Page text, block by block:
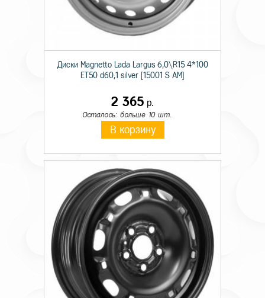
Диски Magnetto Lada Largus 6,0\R15 4*100
ET50 d60,1 silver [15001 S AM]
2 365 р.
Осталось: больше 10 шт.
В корзину